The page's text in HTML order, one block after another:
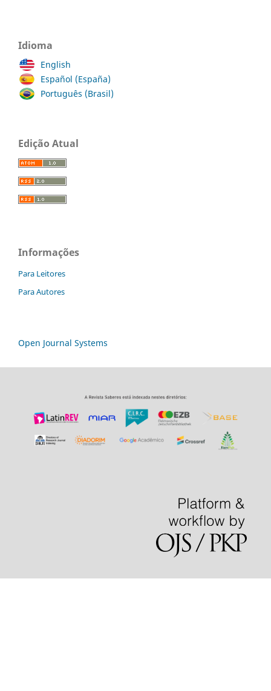
Idioma
English
Español (España)
Português (Brasil)
Edição Atual
Informações
Para Leitores
Para Autores
Open Journal Systems